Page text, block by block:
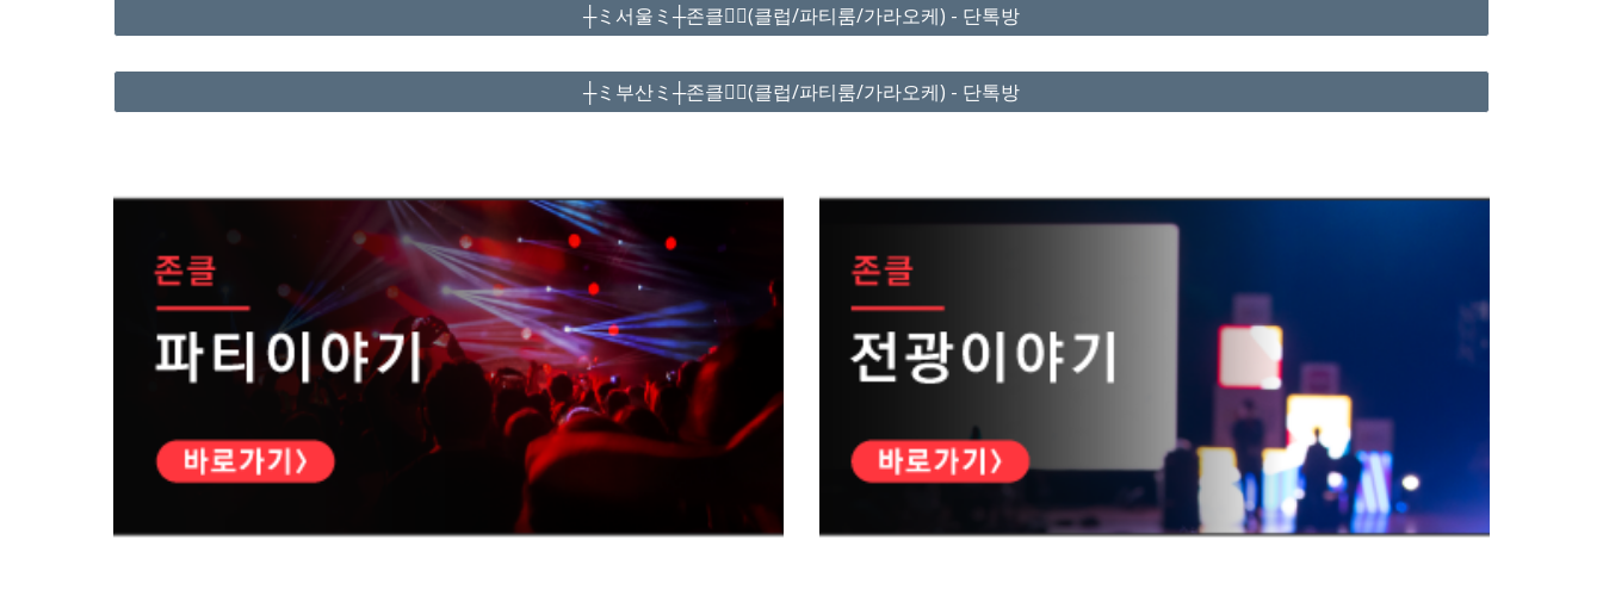
┼ミ서울ミ┼존클❤️‍🔥(클럽/파티룸/가라오케) - 단톡방
┼ミ부산ミ┼존클❤️‍🔥(클럽/파티룸/가라오케) - 단톡방